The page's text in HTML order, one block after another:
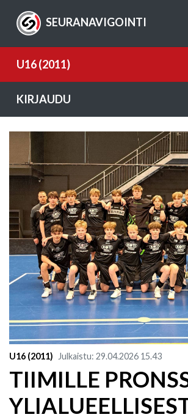
SEURANAVIGOINTI
U16 (2011)
KIRJAUDU
U16 (2011) Julkaistu: 29.04.2026 15.43
​TIIMILLE